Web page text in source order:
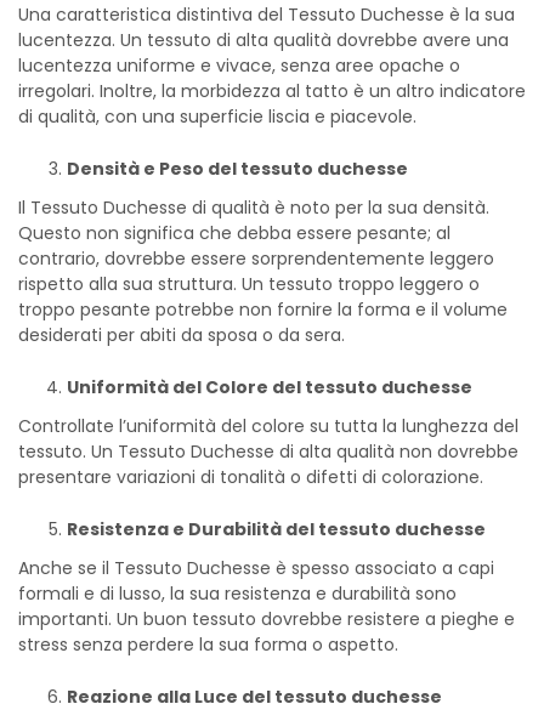
Una caratteristica distintiva del Tessuto Duchesse è la sua
lucentezza. Un tessuto di alta qualità dovrebbe avere una
lucentezza uniforme e vivace, senza aree opache o
irregolari. Inoltre, la morbidezza al tatto è un altro indicatore
di qualità, con una superficie liscia e piacevole.
Densità e Peso del tessuto duchesse
Il Tessuto Duchesse di qualità è noto per la sua densità.
Questo non significa che debba essere pesante; al
contrario, dovrebbe essere sorprendentemente leggero
rispetto alla sua struttura. Un tessuto troppo leggero o
troppo pesante potrebbe non fornire la forma e il volume
desiderati per abiti da sposa o da sera.
Uniformità del Colore del tessuto duchesse
Controllate l’uniformità del colore su tutta la lunghezza del
tessuto. Un Tessuto Duchesse di alta qualità non dovrebbe
presentare variazioni di tonalità o difetti di colorazione.
Resistenza e Durabilità del tessuto duchesse
Anche se il Tessuto Duchesse è spesso associato a capi
formali e di lusso, la sua resistenza e durabilità sono
importanti. Un buon tessuto dovrebbe resistere a pieghe e
stress senza perdere la sua forma o aspetto.
Reazione alla Luce del tessuto duchesse